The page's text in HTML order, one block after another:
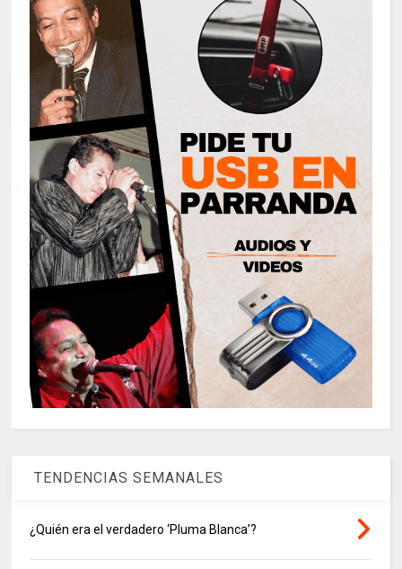
TENDENCIAS SEMANALES
¿Quién era el verdadero ‘Pluma Blanca’?